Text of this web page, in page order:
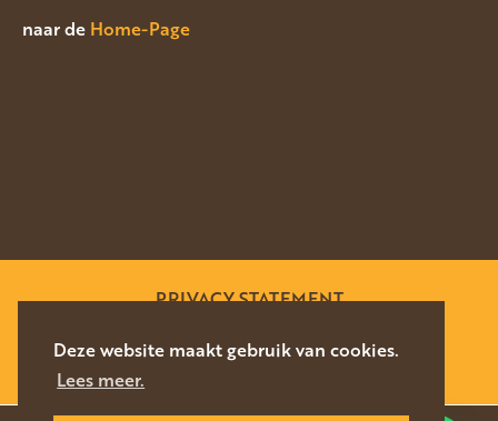
Deze website maakt gebruik van cookies.
Lees meer.
naar de Home-Page
PRIVACY STATEMENT
WEBSITE DOOR